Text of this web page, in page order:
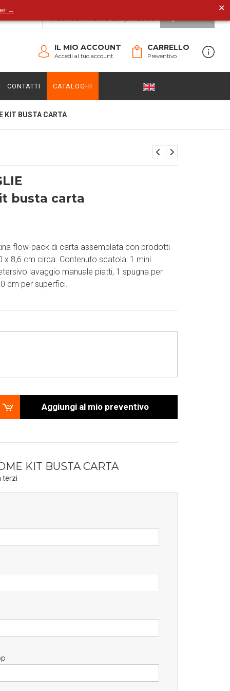
→ ✕
CARRELLO
Preventivo
IL MIO ACCOUNT
Accedi al tuo account
CONTATTI CATALOGHI
KIT BUSTA CARTA
busta carta
flow-pack di carta assemblata con prodotti
x 8,6 cm circa. Contenuto scatola: 1 mini
lavaggio manuale piatti, 1 spugna per
cm per superfici.
Aggiungi al mio preventivo
KIT BUSTA CARTA
terzi